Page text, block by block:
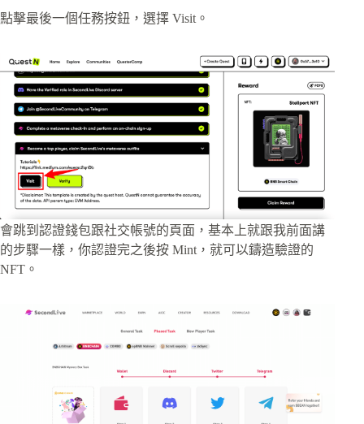
點擊最後一個任務按鈕，選擇 Visit。
會跳到認證錢包跟社交帳號的頁面，基本上就跟我前面講
的步驟一樣，你認證完之後按 Mint，就可以鑄造驗證的
NFT。